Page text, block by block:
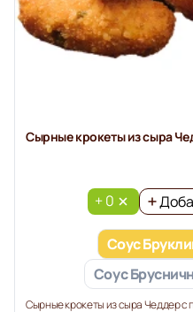
Сырные крокеты из сыра
+ 0
Соус
Соус
Сырные крокеты из сыра Чеддер